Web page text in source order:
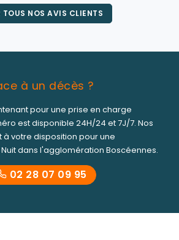
TOUS NOS AVIS CLIENTS
à un décès ?
pour une prise en charge
est disponible 24H/24 et 7J/7. Nos
votre disposition pour une
dans l'agglomération Boscéennes.
02 28 07 09 95